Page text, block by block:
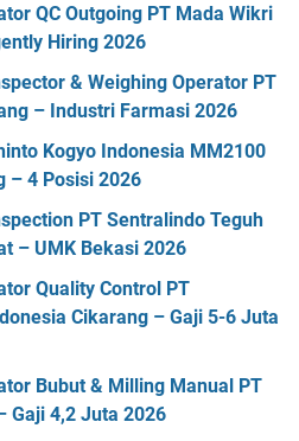
QC Outgoing PT Mada Wikri
Hiring 2026
& Weighing Operator PT
– Industri Farmasi 2026
Kogyo Indonesia MM2100
– 4 Posisi 2026
PT Sentralindo Teguh
– UMK Bekasi 2026
Quality Control PT
Cikarang – Gaji 5-6 Juta
Bubut & Milling Manual PT
Gaji 4,2 Juta 2026